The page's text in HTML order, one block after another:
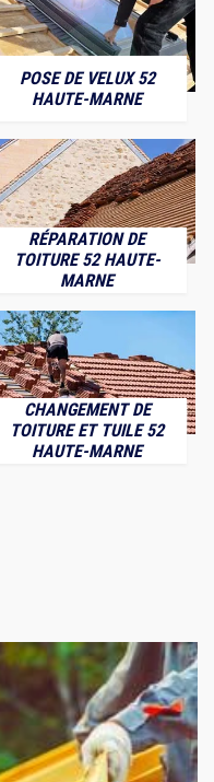
POSE DE VELUX 52
HAUTE-MARNE
RÉPARATION DE
TOITURE 52 HAUTE-
MARNE
CHANGEMENT DE
TOITURE ET TUILE 52
HAUTE-MARNE